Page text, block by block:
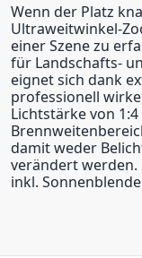
Wenn der Platz
Ultraweitwinkel-
einer Szene zu
für Landschafts-
eignet sich dank
professionell
Lichtstärke von
damit weder
verändert werden.
inkl. Sonnenblende